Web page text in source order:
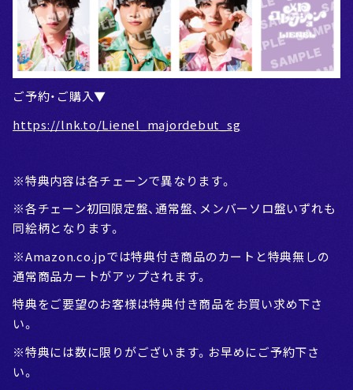
ご予約・ご購入▼
https://lnk.to/Lienel_majordebut_sg
※特典内容は各チェーンで異なります。
※各チェーン初回限定盤、通常盤、メンバーソロ盤いずれも
同絵柄となります。
※Amazon.co.jpでは特典付き商品のカートと特典無しの
通常商品カートがアップされます。
特典をご要望のお客様は特典付き商品をお買い求め下さ
い。
※特典には数に限りがございます。お早めにご予約下さ
い。